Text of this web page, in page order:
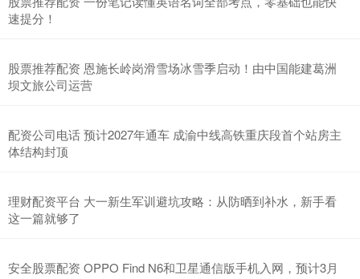
速提分！
股票推荐配资 恩施长岭岗滑雪场冰雪季启动！由中国能建葛洲
坝文旅公司运营
配资公司电话 预计2027年通车 成渝中线高铁重庆段首个站房主
体结构封顶
理财配资平台 大一新生军训避坑攻略：从防晒到补水，新手看
这一篇就够了
安全股票配资 OPPO Find N6和卫星通信版手机入网，预计3月